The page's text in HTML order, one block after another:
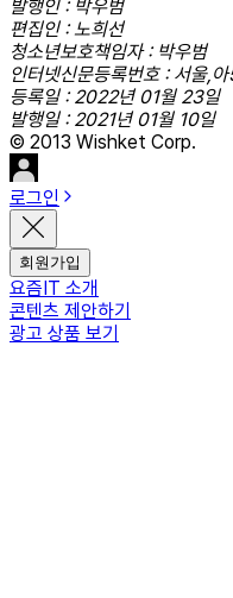
발행인 : 박우범
편집인 : 노희선
청소년보호책임자 : 박우범
인터넷신문등록번호 : 서울,
등록일 : 2022년 01월 23일
발행일 : 2021년 01월 10일
© 2013 Wishket Corp.
로그인
회원가입
요즘IT 소개
콘텐츠 제안하기
광고 상품 보기